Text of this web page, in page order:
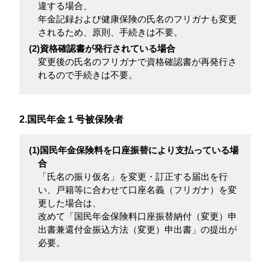
違する場合、
年金記録および健康保険の氏名のフリガナも変更
されるため、原則、手続きは不要。
(2)資格確認書が発行されている場合
変更後の氏名のフリガナで資格確認書が再発行さ
れるので手続きは不要。
2.国民年金１号被保険者
(1)国民年金保険料を口座振替により支払っている場
合
「氏名の振り仮名」を変更・訂正する届出を行
い、戸籍等に合わせて口座名義（フリガナ）を変
更した場合は、
改めて「国民年金保険料口座振替納付（変更）申
出書兼還付金振込方法（変更）申出書」の提出が
必要。